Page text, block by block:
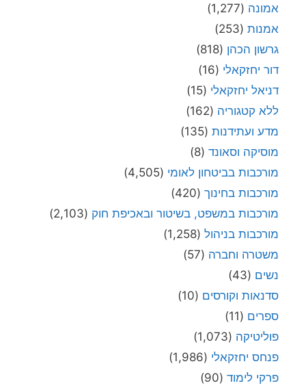
אמונה (1,277)
אמנות (253)
גרשון הכהן (818)
דור יחזקאלי (16)
דניאל יחזקאלי (15)
ללא קטגוריה (162)
מדע ועתידנות (135)
מוסיקה וסאונד (8)
מורכבות בביטחון לאומי (4,505)
מורכבות בחינוך (420)
מורכבות במשפט, בשיטור ובאכיפת חוק (2,103)
מורכבות בניהול (1,258)
משטרה וחברה (57)
נשים (43)
סדנאות וקורסים (10)
ספרים (11)
פוליטיקה (1,073)
פנחס יחזקאלי (1,986)
פרקי לימוד (90)